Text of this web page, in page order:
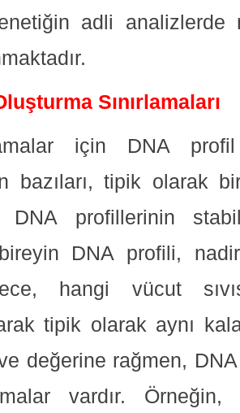
adli analizlerde
Sınırlamaları
için DNA
bazıları, tipik olarak
DNA profillerinin
DNA profili,
hangi vücut
tipik olarak aynı
ve değerine rağmen,
vardır.